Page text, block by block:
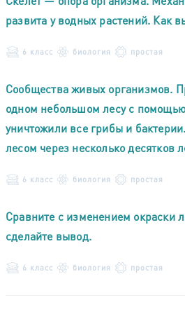
развита у водных растений. Как
6 класс биология простая
Сообщества живых организмов.
одном небольшом лесу с
уничтожили все грибы и
лесом через несколько десятков
6 класс биология простая
Сравните с изменением окраски
сделайте вывод.
6 класс биология простая